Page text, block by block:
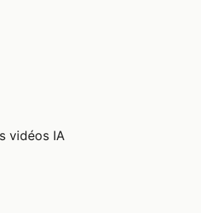
vidéos IA